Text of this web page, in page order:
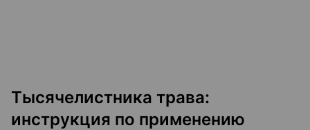
Тысячелистника трава:
инструкция по применению